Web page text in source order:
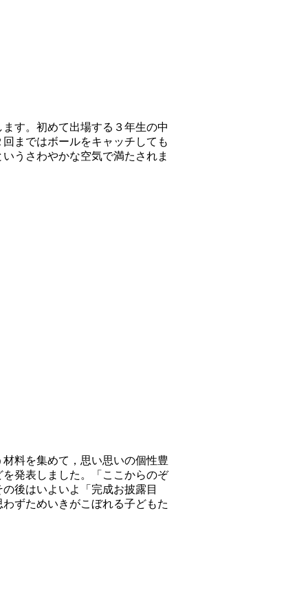
す。初めて出場する３年生の中
まではボールをキャッチしても
うさわやかな空気で満たされま
料を集めて，思い思いの個性豊
発表しました。「ここからのぞ
後はいよいよ「完成お披露目
ずためいきがこぼれる子どもた